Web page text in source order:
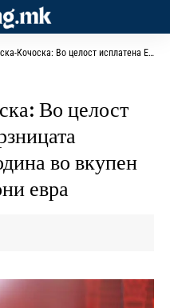
исплатена Еврообврзницата издадена во 2020 година во вкупен износ од 700 милиони евра
Во целост
во вкупен
евра